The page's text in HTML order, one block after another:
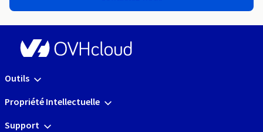
Outils
Propriété Intellectuelle
Support